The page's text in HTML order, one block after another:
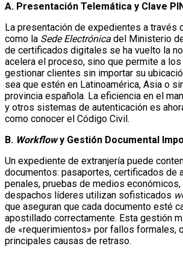
A. Presentación Telemática y Clave
La presentación de expedientes a través
como la Sede Electrónica del Ministerio
de certificados digitales se ha vuelto la
acelera el proceso, sino que permite a
gestionar clientes sin importar su
sea que estén en Latinoamérica, Asia o
provincia española. La eficiencia en el
y otros sistemas de autenticación es
como conocer el Código Civil.
B. Workflowy Gestión Documental
Un expediente de extranjería puede
documentos: pasaportes, certificados de
penales, pruebas de medios económicos,
despachos líderes utilizan sofisticados
que aseguran que cada documento esté
apostillado correctamente. Esta gestión
de «requerimientos» por fallos formales,
principales causas de retraso.